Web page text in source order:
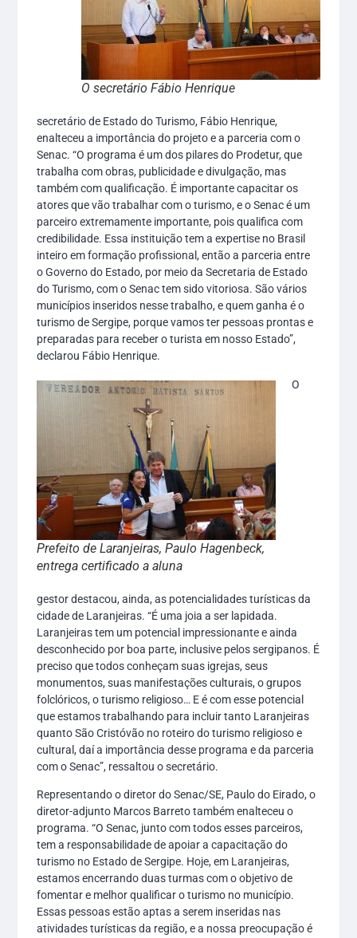
O secretário Fábio Henrique
secretário de Estado do Turismo, Fábio Henrique,
enalteceu a importância do projeto e a parceria com o
Senac. “O programa é um dos pilares do Prodetur, que
trabalha com obras, publicidade e divulgação, mas
também com qualificação. É importante capacitar os
atores que vão trabalhar com o turismo, e o Senac é um
parceiro extremamente importante, pois qualifica com
credibilidade. Essa instituição tem a expertise no Brasil
inteiro em formação profissional, então a parceria entre
o Governo do Estado, por meio da Secretaria de Estado
do Turismo, com o Senac tem sido vitoriosa. São vários
municípios inseridos nesse trabalho, e quem ganha é o
turismo de Sergipe, porque vamos ter pessoas prontas e
preparadas para receber o turista em nosso Estado”,
declarou Fábio Henrique.
Prefeito de Laranjeiras, Paulo Hagenbeck,
entrega certificado a aluna
O
gestor destacou, ainda, as potencialidades turísticas da
cidade de Laranjeiras. “É uma joia a ser lapidada.
Laranjeiras tem um potencial impressionante e ainda
desconhecido por boa parte, inclusive pelos sergipanos. É
preciso que todos conheçam suas igrejas, seus
monumentos, suas manifestações culturais, o grupos
folclóricos, o turismo religioso… E é com esse potencial
que estamos trabalhando para incluir tanto Laranjeiras
quanto São Cristóvão no roteiro do turismo religioso e
cultural, daí a importância desse programa e da parceria
com o Senac”, ressaltou o secretário.
Representando o diretor do Senac/SE, Paulo do Eirado, o
diretor-adjunto Marcos Barreto também enalteceu o
programa. “O Senac, junto com todos esses parceiros,
tem a responsabilidade de apoiar a capacitação do
turismo no Estado de Sergipe. Hoje, em Laranjeiras,
estamos encerrando duas turmas com o objetivo de
fomentar e melhor qualificar o turismo no município.
Essas pessoas estão aptas a serem inseridas nas
atividades turísticas da região, e a nossa preocupação é